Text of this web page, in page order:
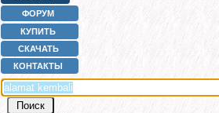
ФОРУМ
КУПИТЬ
СКАЧАТЬ
КОНТАКТЫ